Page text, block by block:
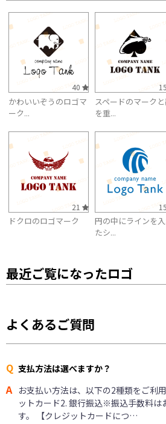
40
かわいいぞうのロゴマ
ーク...
15
スペードのマーク
を重...
21
ドクロのロゴマーク
15
円の中にラインを
たシ...
最近ご覧になったロゴ
よくあるご質問
Q 支払方法は選べますか？
A お支払い方法は、以下の2種類をご利
ットカード2. 銀行振込※振込手数料は
す。 【クレジットカードにつ…